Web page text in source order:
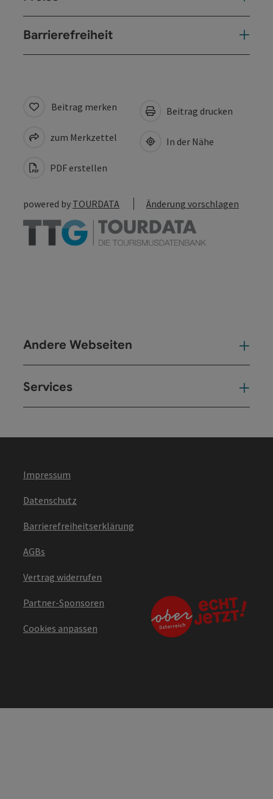
Barrierefreiheit
Beitrag merken
zum Merkzettel
PDF erstellen
Beitrag drucken
In der Nähe
powered by TOURDATA Änderung vorschlagen
Andere Webseiten
Services
Impressum
Datenschutz
Barrierefreiheitserklärung
AGBs
Vertrag widerrufen
Partner-Sponsoren
Cookies anpassen